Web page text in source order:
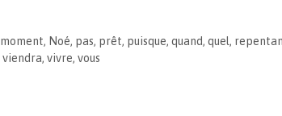
moment, Noé, pas, prêt, puisque, quand, quel,
viendra, vivre, vous